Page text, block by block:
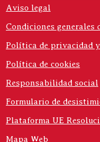
Aviso legal
Condiciones generales
Política de privacidad
Política de cookies
Responsabilidad social
Formulario de
Plataforma UE
Mapa Web